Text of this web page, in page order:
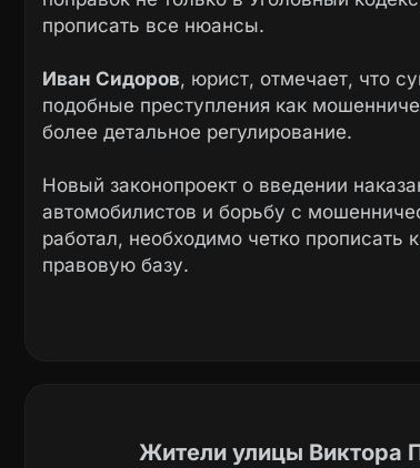
прописать все нюансы.
Иван Сидоров, юрист, отмечает, что
подобные преступления как
более детальное регулирование.
Новый законопроект о введении
автомобилистов и борьбу с
работал, необходимо четко прописать
правовую базу.
Жители улицы Виктора